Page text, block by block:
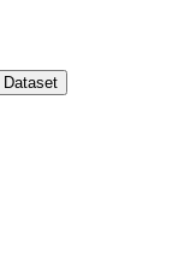
Dataset